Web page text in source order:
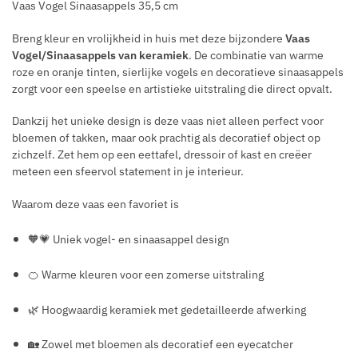
Vaas Vogel Sinaasappels 35,5 cm
Breng kleur en vrolijkheid in huis met deze bijzondere Vaas
Vogel/Sinaasappels van keramiek. De combinatie van warme
roze en oranje tinten, sierlijke vogels en decoratieve sinaasappels
zorgt voor een speelse en artistieke uitstraling die direct opvalt.
Dankzij het unieke design is deze vaas niet alleen perfect voor
bloemen of takken, maar ook prachtig als decoratief object op
zichzelf. Zet hem op een eettafel, dressoir of kast en creëer
meteen een sfeervol statement in je interieur.
Waarom deze vaas een favoriet is
🧡💗 Uniek vogel- en sinaasappel design
🍊 Warme kleuren voor een zomerse uitstraling
🌿 Hoogwaardig keramiek met gedetailleerde afwerking
🏡 Zowel met bloemen als decoratief een eyecatcher